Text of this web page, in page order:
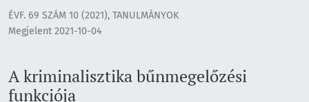
ÉVF. 69 SZÁM 10 (2021), TANULMÁNYOK
A kriminalisztika bűnmegelőzési
funkciója
Megjelent 2021-10-04